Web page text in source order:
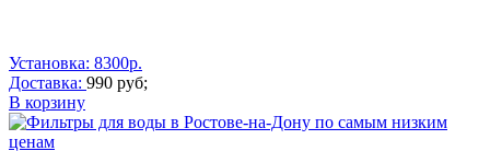
Установка: 8300р.
Доставка: 990 руб;
В корзину